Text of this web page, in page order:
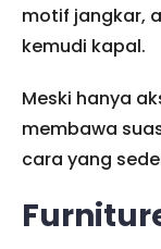
motif jangkar,
kemudi kapal.
Meski hanya
membawa
cara yang